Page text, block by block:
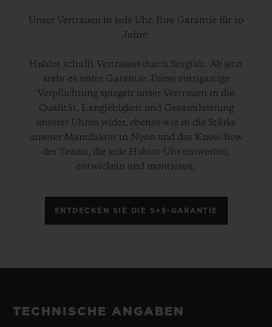
Unser Vertrauen in jede Uhr. Ihre Garantie für 10
Jahre.
Hublot schafft Vertrauen durch Sorgfalt. Ab jetzt
steht es unter Garantie. Diese einzigartige
Verpflichtung spiegelt unser Vertrauen in die
Qualität, Langlebigkeit und Gesamtleistung
unserer Uhren wider, ebenso wie in die Stärke
unserer Manufaktur in Nyon und das Know-how
der Teams, die jede Hublot-Uhr entwerfen,
entwickeln und montieren.
ENTDECKEN SIE DIE 5+5-GARANTIE
TECHNISCHE ANGABEN